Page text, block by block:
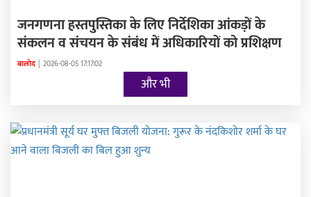
जनगणना हस्तपुस्तिका के लिए निर्देशिका आंकड़ों के
संकलन व संचयन के संबंध में अधिकारियों को प्रशिक्षण
बालोद | 2026-08-05 17:17:02
और भी